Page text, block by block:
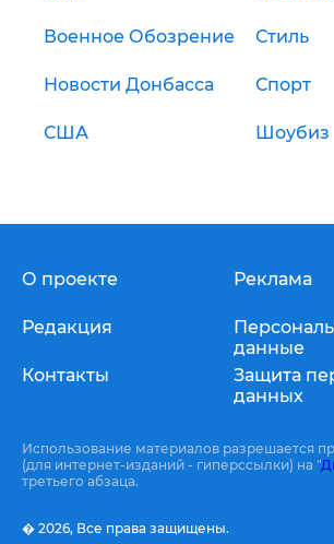
Военное Обозрение Стиль
Новости Донбасса Спорт
США Шоубиз
О проекте
Редакция
Контакты
Реклама
данные
Защита
данных
Использование материалов разрешается
(для интернет-изданий - гиперссылки) на "
третьего абзаца.
� 2026, Все права защищены.